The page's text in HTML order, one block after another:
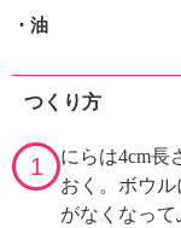
・油
つくり方
1
にらは4cm長
おく。ボウ
がなくなっ